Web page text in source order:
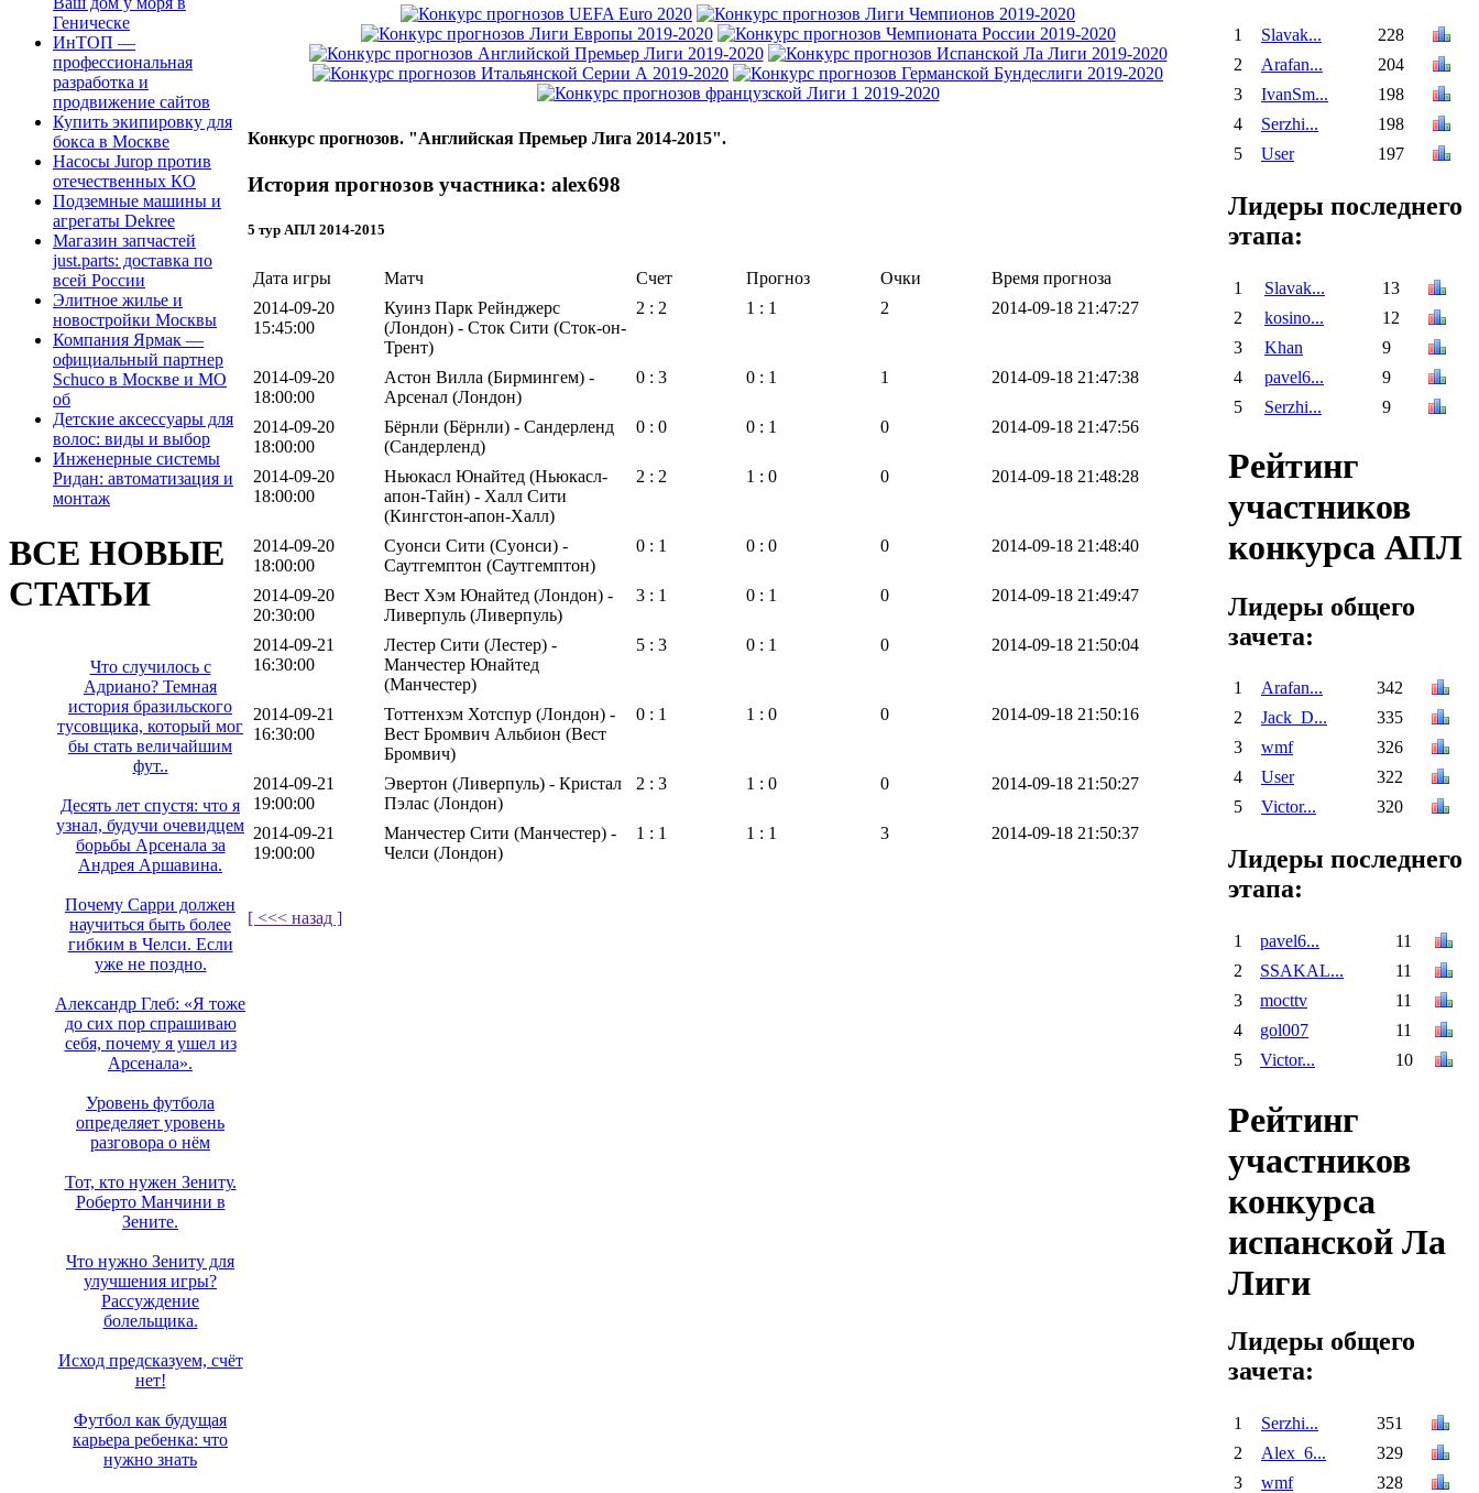
Геническе
ИнТОП —
профессиональная
разработка и
продвижение сайтов
Купить экипировку для
бокса в Москве
Насосы Jurop против
отечественных КО
Подземные машины и
агрегаты Dekree
Магазин запчастей
just.parts: доставка по
всей России
Элитное жилье и
новостройки Москвы
Компания Ярмак —
официальный партнер
Schuco в Москве и МО
об
Детские аксессуары для
волос: виды и выбор
Инженерные системы
Ридан: автоматизация и
монтаж
ВСЕ НОВЫЕ
СТАТЬИ
Что случилось с
Адриано? Темная
история бразильского
тусовщика, который мог
бы стать величайшим
фут..
Десять лет спустя: что я
узнал, будучи очевидцем
борьбы Арсенала за
Андрея Аршавина.
Почему Сарри должен
научиться быть более
гибким в Челси. Если
уже не поздно.
Александр Глеб: «Я тоже
до сих пор спрашиваю
себя, почему я ушел из
Арсенала».
Уровень футбола
определяет уровень
разговора о нём
Тот, кто нужен Зениту.
Роберто Манчини в
Зените.
Что нужно Зениту для
улучшения игры?
Рассуждение
болельщика.
Исход предсказуем, счёт
нет!
Футбол как будущая
карьера ребенка: что
нужно знать
Конкурс прогнозов. "Английская Премьер Лига 2014-2015".
История прогнозов участника: alex698
5 тур АПЛ 2014-2015
Дата игры Матч Счет Прогноз Очки
Время прогноза
2014-09-20
15:45:00
Куинз Парк Рейнджерс
(Лондон) - Сток Сити (Сток-он-
Трент)
2 : 2 1 : 1 2 2014-09-18 21:47:27
2014-09-20
18:00:00
Астон Вилла (Бирмингем) -
Арсенал (Лондон)
0 : 3 0 : 1 1 2014-09-18 21:47:38
2014-09-20
18:00:00
Бёрнли (Бёрнли) - Сандерленд
(Сандерленд)
0 : 0 0 : 1 0 2014-09-18 21:47:56
2014-09-20
18:00:00
Ньюкасл Юнайтед (Ньюкасл-
апон-Тайн) - Халл Сити
(Кингстон-апон-Халл)
2 : 2 1 : 0 0 2014-09-18 21:48:28
2014-09-20
18:00:00
Суонси Сити (Суонси) -
Саутгемптон (Саутгемптон)
0 : 1 0 : 0 0 2014-09-18 21:48:40
2014-09-20
20:30:00
Вест Хэм Юнайтед (Лондон) -
Ливерпуль (Ливерпуль)
3 : 1 0 : 1 0 2014-09-18 21:49:47
2014-09-21
16:30:00
Лестер Сити (Лестер) -
Манчестер Юнайтед
(Манчестер)
5 : 3 0 : 1 0 2014-09-18 21:50:04
2014-09-21
16:30:00
Тоттенхэм Хотспур (Лондон) -
Вест Бромвич Альбион (Вест
Бромвич)
0 : 1 1 : 0 0 2014-09-18 21:50:16
2014-09-21
19:00:00
Эвертон (Ливерпуль) - Кристал
Пэлас (Лондон)
2 : 3 1 : 0 0 2014-09-18 21:50:27
2014-09-21
19:00:00
Манчестер Сити (Манчестер) -
Челси (Лондон)
1 : 1 1 : 1 3 2014-09-18 21:50:37
[ <<< назад ]
1 Slavak...
228
2
Arafan...
204
3
IvanSm...
198
4
Serzhi...
198
5
User 197
Лидеры последнего
этапа:
1 Slavak...
13
2
kosino...
12
3
Khan
9
4
pavel6...
9
5
Serzhi... 9
Рейтинг
участников
конкурса АПЛ
Лидеры общего
зачета:
1 Arafan...
342
2
Jack_D...
335
3
wmf
326
4
User
322
5
Victor... 320
Лидеры последнего
этапа:
1 pavel6...
11
2
SSAKAL...
11
3
mocttv
11
4
gol007
11
5
Victor... 10
Рейтинг
участников
конкурса
испанской Ла
Лиги
Лидеры общего
зачета:
1 Serzhi...
351
2
Alex_6...
329
3
wmf 328